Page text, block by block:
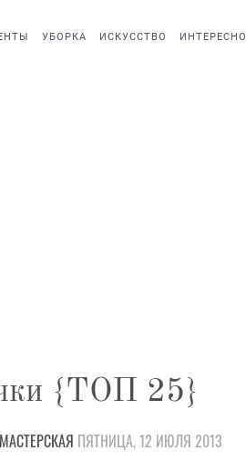
УБОРКА ИСКУССТВО ИНТЕРЕСНО
{ТОП 25}
МАСТЕРСКАЯ ПЯТНИЦА, 12 ИЮЛЯ 2013